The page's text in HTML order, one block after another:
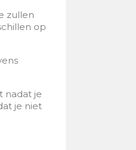
zullen
op
nadat je
je niet